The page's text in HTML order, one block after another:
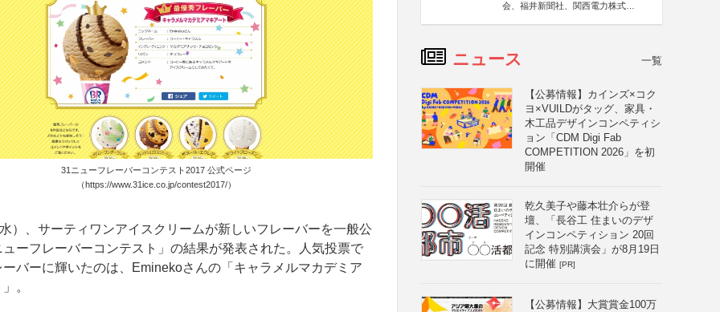
31ニューフレーバーコンテスト2017 公式ページ
（https://www.31ice.co.jp/contest2017/）
）、サーティワンアイスクリームが新しいフレーバーを一般公
ーフレーバーコンテスト」の結果が発表された。人気投票で
バーに輝いたのは、Eminekoさんの「キャラメルマカデミア
。
会、福井新聞社、関西電力株式会
ニュース 一覧
【公募情報】カインズ×コク
ヨ×VUILDがタッグ、家具・
木工品デザインコンペティシ
ョン「CDM Digi Fab
COMPETITION 2026」を初
開催
乾久美子や藤本壮介らが登
壇、「長谷工 住まいのデザ
インコンペティション 20回
記念 特別講演会」が8月19日
に開催 [PR]
【公募情報】大賞賞金100万